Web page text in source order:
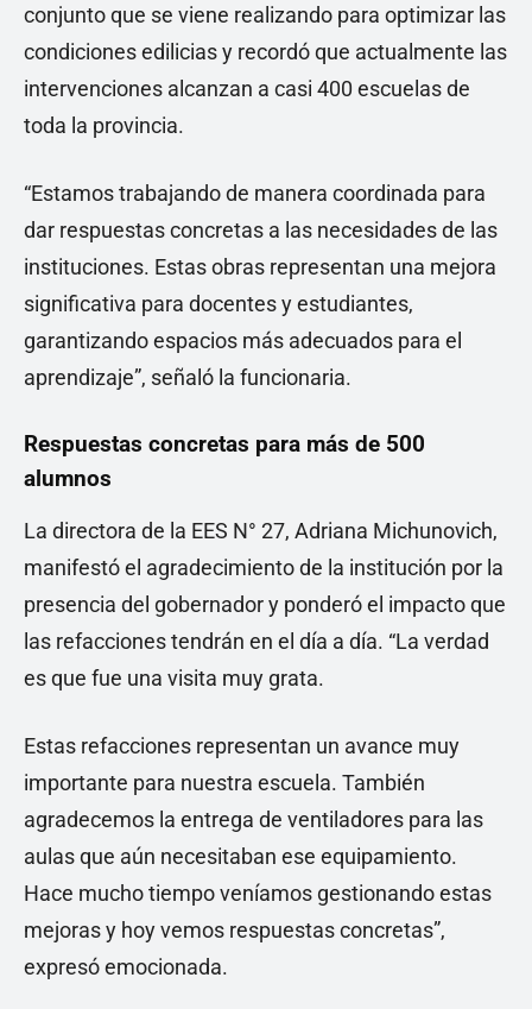
conjunto que se viene realizando para optimizar las
condiciones edilicias y recordó que actualmente las
intervenciones alcanzan a casi 400 escuelas de
toda la provincia.
“Estamos trabajando de manera coordinada para
dar respuestas concretas a las necesidades de las
instituciones. Estas obras representan una mejora
significativa para docentes y estudiantes,
garantizando espacios más adecuados para el
aprendizaje”, señaló la funcionaria.
Respuestas concretas para más de 500
alumnos
La directora de la EES N° 27, Adriana Michunovich,
manifestó el agradecimiento de la institución por la
presencia del gobernador y ponderó el impacto que
las refacciones tendrán en el día a día. “La verdad
es que fue una visita muy grata.
Estas refacciones representan un avance muy
importante para nuestra escuela. También
agradecemos la entrega de ventiladores para las
aulas que aún necesitaban ese equipamiento.
Hace mucho tiempo veníamos gestionando estas
mejoras y hoy vemos respuestas concretas”,
expresó emocionada.